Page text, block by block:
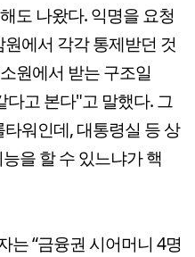
도 나왔다. 익명을 요청
에서 각각 통제받던 것
원에서 받는 구조일
다고 본다"고 말했다. 그
워인데, 대통령실 등 상
을 할 수 있느냐가 핵
는 “금융권 시어머니 4명